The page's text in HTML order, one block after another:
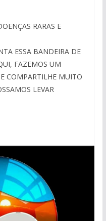
RARAS E
ESSA BANDEIRA DE
FAZEMOS UM
COMPARTILHE MUITO
LEVAR